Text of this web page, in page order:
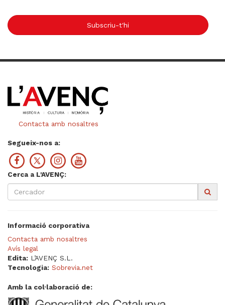
Subscriu-t'hi
Contacta amb nosaltres
Segueix-nos a:
Cerca a L'AVENÇ:
Informació corporativa
Contacta amb nosaltres
Avís legal
Edita: L’AVENÇ S.L.
Tecnologia: Sobrevia.net
Amb la col·laboració de: